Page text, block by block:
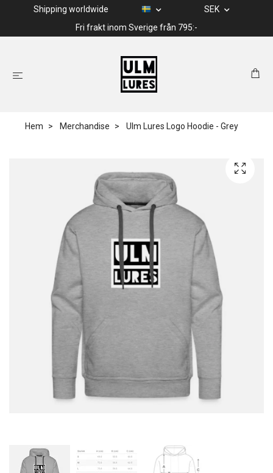
Shipping worldwide
SEK
Fri frakt inom Sverige från 795:-
Hem Merchandise Ulm Lures Logo Hoodie - Grey